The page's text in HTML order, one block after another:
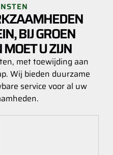
BIJ GROEN
U ZIJN
met toewijding aan
Wij bieden duurzame
service voor al uw